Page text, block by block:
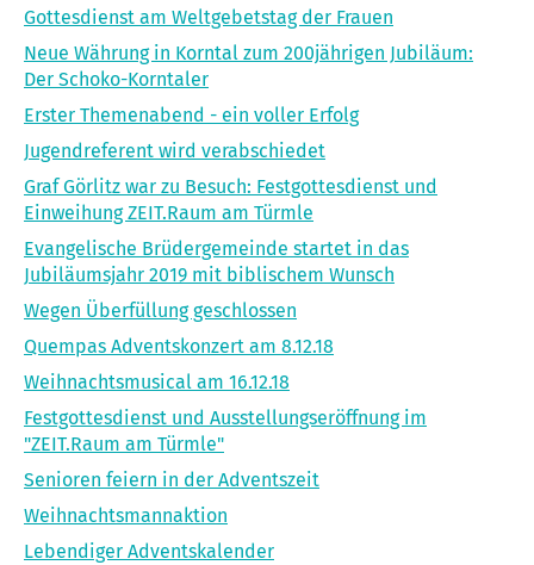
Gottesdienst am Weltgebetstag der Frauen
Neue Währung in Korntal zum 200jährigen Jubiläum:
Der Schoko-Korntaler
Erster Themenabend - ein voller Erfolg
Jugendreferent wird verabschiedet
Graf Görlitz war zu Besuch: Festgottesdienst und
Einweihung ZEIT.Raum am Türmle
Evangelische Brüdergemeinde startet in das
Jubiläumsjahr 2019 mit biblischem Wunsch
Wegen Überfüllung geschlossen
Quempas Adventskonzert am 8.12.18
Weihnachtsmusical am 16.12.18
Festgottesdienst und Ausstellungseröffnung im
"ZEIT.Raum am Türmle"
Senioren feiern in der Adventszeit
Weihnachtsmannaktion
Lebendiger Adventskalender